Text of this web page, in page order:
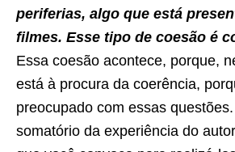
periferias, algo que está
filmes. Esse tipo de coesão é
Essa coesão acontece, porque,
está à procura da coerência,
preocupado com essas
somatório da experiência do